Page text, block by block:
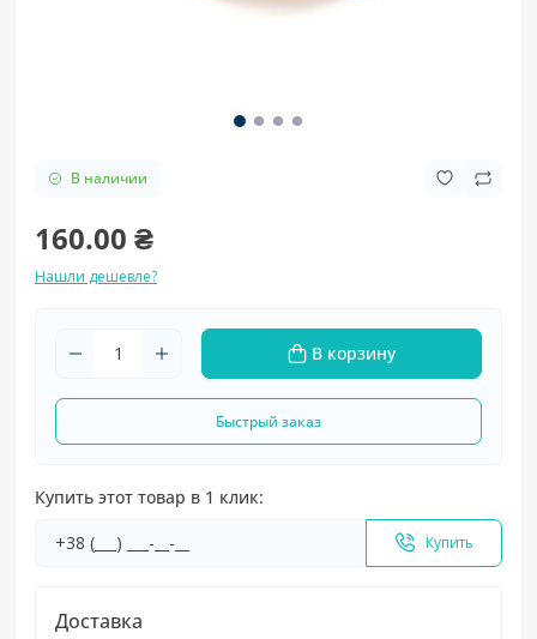
В наличии
160.00 ₴
Нашли дешевле?
В корзину
Быстрый заказ
Купить этот товар в 1 клик:
Купить
Доставка